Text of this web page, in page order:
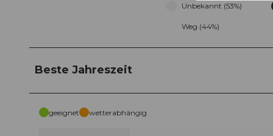
Unbekannt (53%)
Weg (44%)
Beste Jahreszeit
geeignet wetterabhängig